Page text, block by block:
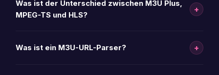
Was ist der Unterschied zwischen M3U Plus,
MPEG-TS und HLS?
+
Was ist ein M3U-URL-Parser? +